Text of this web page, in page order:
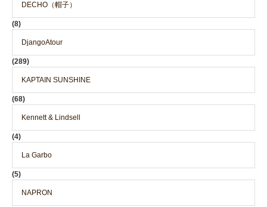
DECHO（帽子）
(8)
DjangoAtour
(289)
KAPTAIN SUNSHINE
(68)
Kennett & Lindsell
(4)
La Garbo
(5)
NAPRON